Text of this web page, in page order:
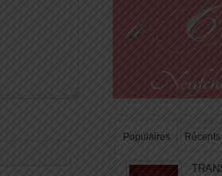
Populaires Récents